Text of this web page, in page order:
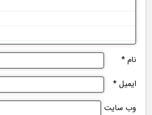
نام *
ایمیل *
وب‌ سایت